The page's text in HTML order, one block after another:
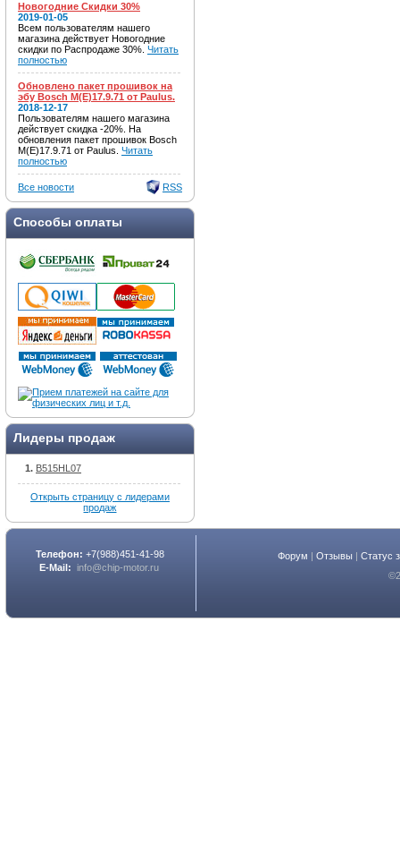
Новогодние Скидки 30%
2019-01-05
Всем пользователям нашего
магазина действует Новогодние
скидки по Распродаже 30%. Читать
полностью
Обновлено пакет прошивок на
эбу Bosch M(E)17.9.71 от Paulus.
2018-12-17
Пользователям нашего магазина
действует скидка -20%. На
обновления пакет прошивок Bosch
M(E)17.9.71 от Paulus. Читать
полностью
Все новости RSS
Способы оплаты
Лидеры продаж
B515HL07
Открыть страницу с лидерами
продаж
Телефон: +7(988)451-41-98
E-Mail: info@chip-motor.ru
Форум |Отзывы |Статус